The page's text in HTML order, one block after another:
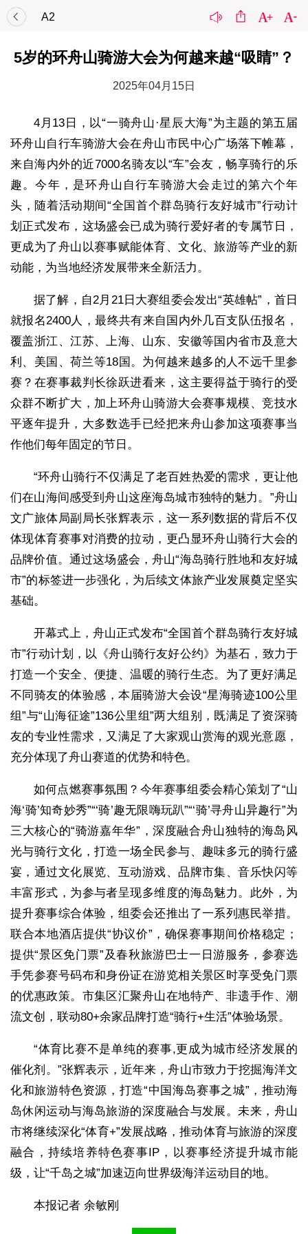
A2
5岁的环舟山骑游大会为何越来越“吸睛”？
2025年04月15日
4月13日，以“一骑舟山·星辰大海”为主题的第五届
环舟山自行车骑游大会在舟山市民中心广场落下帷幕，
来自海内外的近7000名骑友以“车”会友，畅享骑行的乐
趣。今年，是环舟山自行车骑游大会走过的第六个年
头，随着活动期间“全国首个群岛骑行友好城市”行动计
划正式发布，这场盛会已成为骑行爱好者的专属节日，
更成为了舟山以赛事赋能体育、文化、旅游等产业的新
动能，为当地经济发展带来全新活力。
据了解，自2月21日大赛组委会发出“英雄帖”，首日
就报名2400人，最终共有来自国内外几百支队伍报名，
覆盖浙江、江苏、上海、山东、安徽等国内省市及意大
利、美国、荷兰等18国。为何越来越多的人不远千里参
赛？在赛事裁判长徐跃进看来，这主要得益于骑行的受
众群不断扩大，加上环舟山骑游大会赛事规模、竞技水
平逐年提升，大多数选手已经把来舟山参加这项赛事当
作他们每年固定的节日。
“环舟山骑行不仅满足了老百姓热爱的需求，更让他
们在山海间感受到舟山这座海岛城市独特的魅力。”舟山
文广旅体局副局长张辉表示，这一系列数据的背后不仅
体现体育赛事对消费的拉动，更凸显环舟山骑行大会的
品牌价值。通过这场盛会，舟山“海岛骑行胜地和友好城
市”的标签进一步强化，为后续文体旅产业发展奠定坚实
基础。
开幕式上，舟山正式发布“全国首个群岛骑行友好城
市”行动计划，以《舟山骑行友好公约》为基石，致力于
打造一个安全、便捷、温暖的骑行生态。为了更好满足
不同骑友的体验感，本届骑游大会设“星海骑迹100公里
组”与“山海征途”136公里组”两大组别，既满足了资深骑
友的专业性需求，又满足了大家观山赏海的观光意愿，
充分体现了舟山赛道的优势和特色。
如何点燃赛事氛围？今年赛事组委会精心策划了“山
海‘骑’知奇妙秀”“‘骑’趣无限嗨玩趴”“‘骑’寻舟山异趣行”为
三大核心的“骑游嘉年华”，深度融合舟山独特的海岛风
光与骑行文化，打造一场全民参与、趣味多元的骑行盛
宴，通过文化展览、互动游戏、品牌市集、音乐快闪等
丰富形式，为参与者呈现多维度的海岛魅力。此外，为
提升赛事综合体验，组委会还推出了一系列惠民举措。
联合本地酒店提供“协议价”，确保赛事期间价格稳定；
提供“景区免门票”及春秋旅游巴士一日游服务，参赛选
手凭参赛号码布和身份证在游览相关景区时享受免门票
的优惠政策。市集区汇聚舟山在地特产、非遗手作、潮
流文创，联动80+余家品牌打造“骑行+生活”体验场景。
“体育比赛不是单纯的赛事,更成为城市经济发展的
催化剂。”张辉表示，近年来，舟山市致力于挖掘海洋文
化和旅游特色资源，打造“中国海岛赛事之城”，推动海
岛休闲运动与海岛旅游的深度融合与发展。未来，舟山
市将继续深化“体育+”发展战略，推动体育与旅游的深度
融合，持续培养特色赛事IP，以赛事经济提升城市能
级，让“千岛之城”加速迈向世界级海洋运动目的地。
本报记者 余敏刚